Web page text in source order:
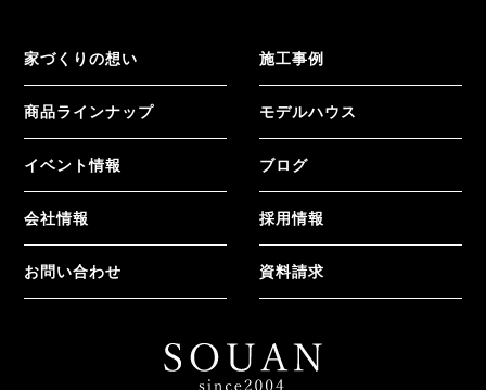
家づくりの想い 施工事例
商品ラインナップ モデルハウス
イベント情報 ブログ
会社情報 採用情報
お問い合わせ 資料請求